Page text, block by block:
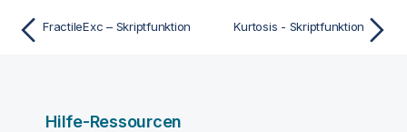
FractileExc – Skriptfunktion Kurtosis - Skriptfunktion
Hilfe-Ressourcen